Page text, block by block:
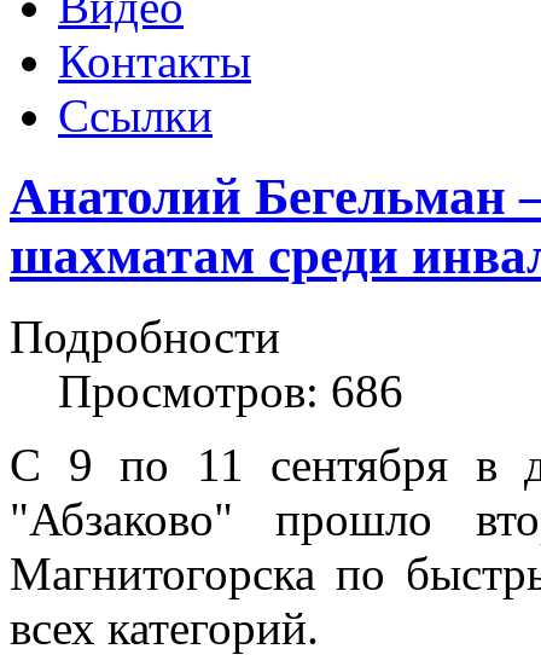
Контакты
Ссылки
Анатолий Бегельман
шахматам среди
Подробности
Просмотров: 686
С 9 по 11 сентября в
"Абзаково" прошло
Магнитогорска по
всех категорий.